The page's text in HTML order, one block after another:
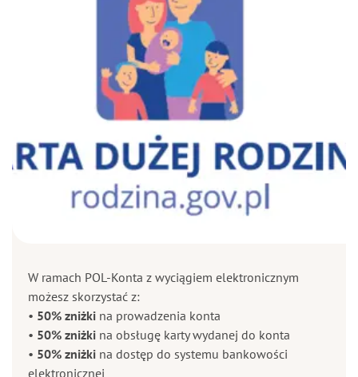
W ramach POL-Konta z wyciągiem elektronicznym
możesz skorzystać z:
• 50% zniżki na prowadzenia konta
• 50% zniżki na obsługę karty wydanej do konta
• 50% zniżki na dostęp do systemu bankowości
elektronicznej